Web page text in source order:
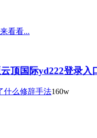
看看...
顶国际yd222登录入
什么修辞手法160w